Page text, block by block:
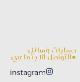
حسابات وسائل
التواصل الاجتماعي●
instagram